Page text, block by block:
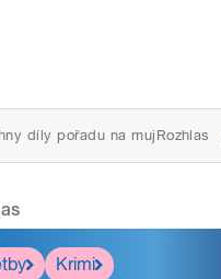
díly pořadu na mujRozhlas
Krimi